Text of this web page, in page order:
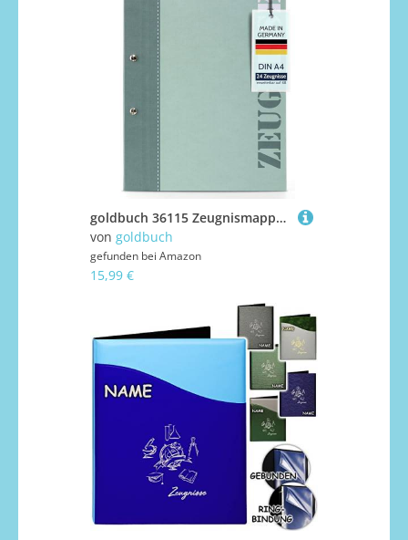
goldbuch 36115 Zeugnismappe 2Colored Grün, Urkundenmappe DIN A4, Dokumentenmappe mit Schraubverschluss und 12 Sichttaschen, Ordnungsmappe aus Leinenstruktur mit 12 Hüllen, ca. 24x 31 x 1,5 cm
von goldbuch
gefunden bei Amazon
15,99 €